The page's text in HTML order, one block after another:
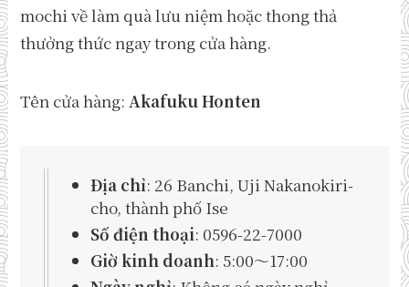
mochi về làm quà lưu niệm hoặc thong thả
thưởng thức ngay trong cửa hàng.
Tên cửa hàng: Akafuku Honten
Địa chỉ: 26 Banchi, Uji Nakanokiri-
cho, thành phố Ise
Số điện thoại: 0596-22-7000
Giờ kinh doanh: 5:00～17:00